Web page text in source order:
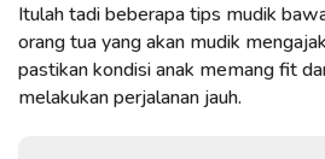
Itulah tadi beberapa tips mudik
orang tua yang akan mudik
pastikan kondisi anak memang fit
melakukan perjalanan jauh.